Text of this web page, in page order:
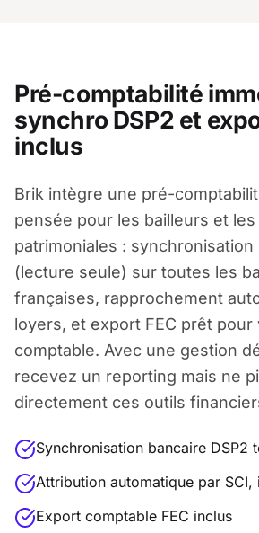
Pré-comptabilité
synchro DSP2 et
inclus
Brik intègre une pré-
pensée pour les bailleurs et
patrimoniales : synchronisation
(lecture seule) sur toutes les
françaises, rapprochement
loyers, et export FEC prêt
comptable. Avec une gestion
recevez un reporting mais ne
directement ces outils
Synchronisation bancaire DSP2
Attribution automatique par SCI,
Export comptable FEC inclus